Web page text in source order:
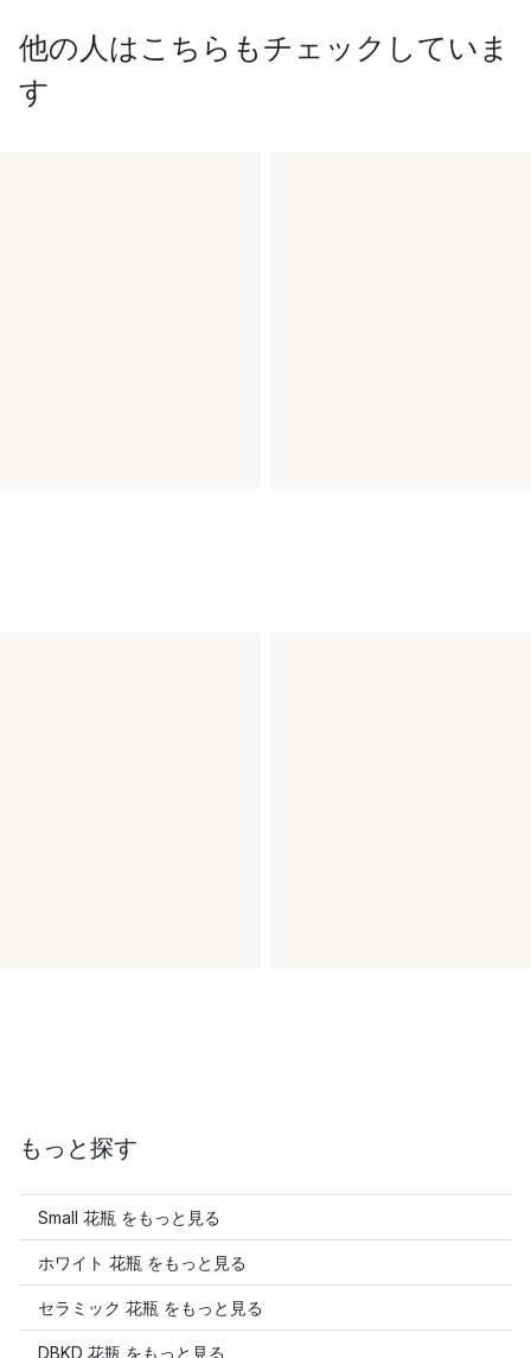
他の人はこちらもチェックしていま
す
もっと探す
Small 花瓶 をもっと見る
ホワイト 花瓶 をもっと見る
セラミック 花瓶 をもっと見る
DBKD 花瓶 をもっと見る